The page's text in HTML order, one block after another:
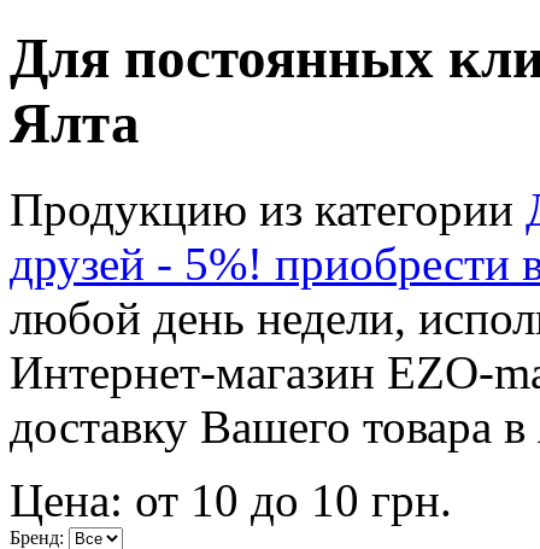
Для постоянных
Ялта
Продукцию из категории
друзей - 5%! приобрести
любой день недели,
Интернет-магазин EZO-
доставку Вашего товара в
Цена: от 10 до 10 грн.
Бренд: